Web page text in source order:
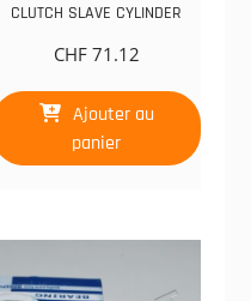
CLUTCH SLAVE CYLINDER
CHF71.12
Ajouter au
panier